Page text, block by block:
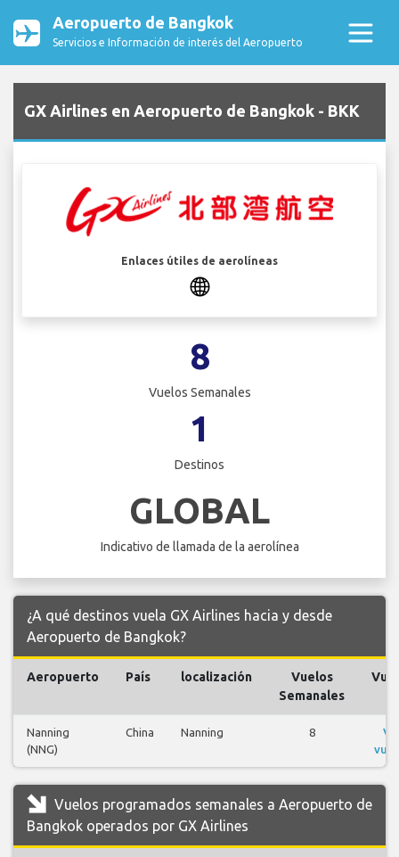
Aeropuerto de Bangkok
Servicios e Información de interés del Aeropuerto
GX Airlines en Aeropuerto de Bangkok - BKK
Enlaces útiles de aerolíneas
8
Vuelos Semanales
1
Destinos
GLOBAL
Indicativo de llamada de la aerolínea
¿A qué destinos vuela GX Airlines hacia y desde
Aeropuerto de Bangkok?
Aeropuerto País localización
Vuelos
Semanales
Nanning
(NNG)
China Nanning 8
Vuelos programados semanales a Aeropuerto de
Bangkok operados por GX Airlines